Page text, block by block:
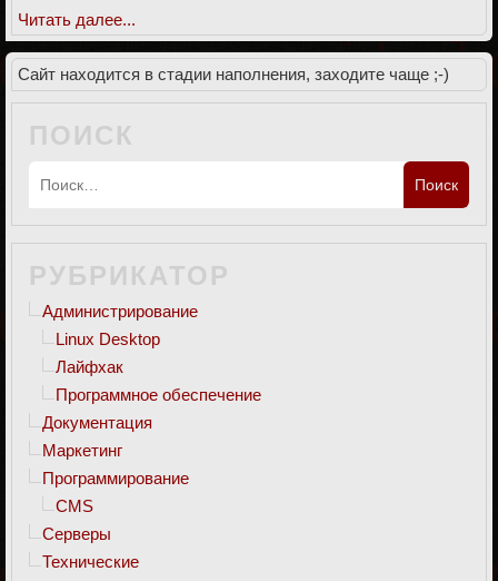
Читать далее...
Сайт находится в стадии наполнения, заходите чаще ;-)
ПОИСК
РУБРИКАТОР
Администрирование
Linux Desktop
Лайфхак
Программное обеспечение
Документация
Маркетинг
Программирование
CMS
Серверы
Технические